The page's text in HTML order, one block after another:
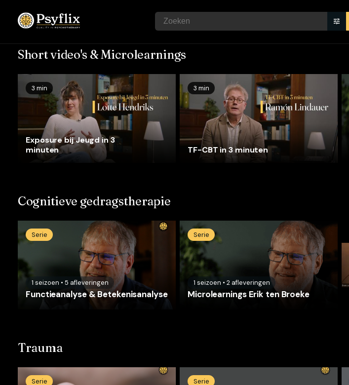
Short video's & Microlearnings
3 min
Exposure bij Jeugd in 3
minuten
3 min
TF-CBT in 3 minuten
Cognitieve gedragstherapie
Serie
1 seizoen • 5 afleveringen
Functieanalyse & Betekenisanalyse
Serie
1 seizoen • 2 afleveringen
Microlearnings Erik ten Broeke
Trauma
Serie Serie